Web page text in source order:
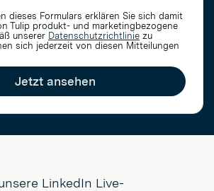
dieses Formulars erklären Sie sich damit
Tulip produkt- und marketingbezogene
unserer Datenschutzrichtlinie zu
sich jederzeit von diesen Mitteilungen
Jetzt ansehen
LinkedIn Live-